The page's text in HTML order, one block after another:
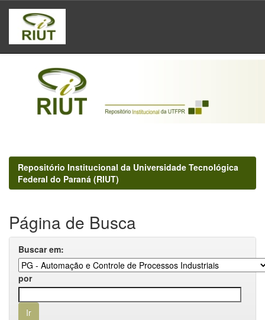
Skip
navigation
Repositório Institucional da Universidade Tecnológica
Federal do Paraná (RIUT)
Página de Busca
Buscar em:
por